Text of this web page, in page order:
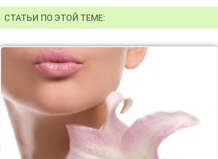
СТАТЬИ ПО ЭТОЙ ТЕМЕ: